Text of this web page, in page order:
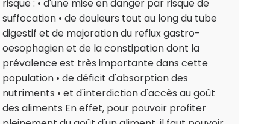
risque : • d'une mise en danger par risque de
suffocation • de douleurs tout au long du tube
digestif et de majoration du reflux gastro-
oesophagien et de la constipation dont la
prévalence est très importante dans cette
population • de déficit d'absorption des
nutriments • et d'interdiction d'accès au goût
des aliments En effet, pour pouvoir profiter